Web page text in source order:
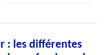
: les différentes